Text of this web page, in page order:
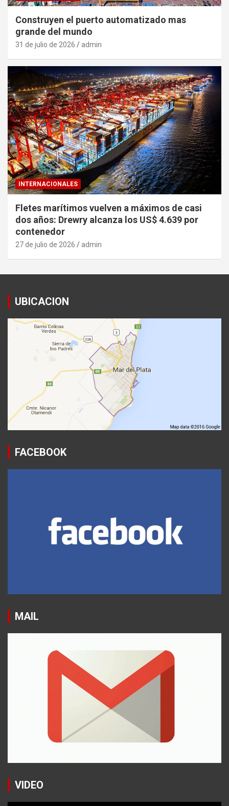
Construyen el puerto automatizado mas
grande del mundo
31 de julio de 2026 admin
INTERNACIONALES
Fletes marítimos vuelven a máximos de casi
dos años: Drewry alcanza los US$ 4.639 por
contenedor
27 de julio de 2026 admin
UBICACION
FACEBOOK
MAIL
VIDEO